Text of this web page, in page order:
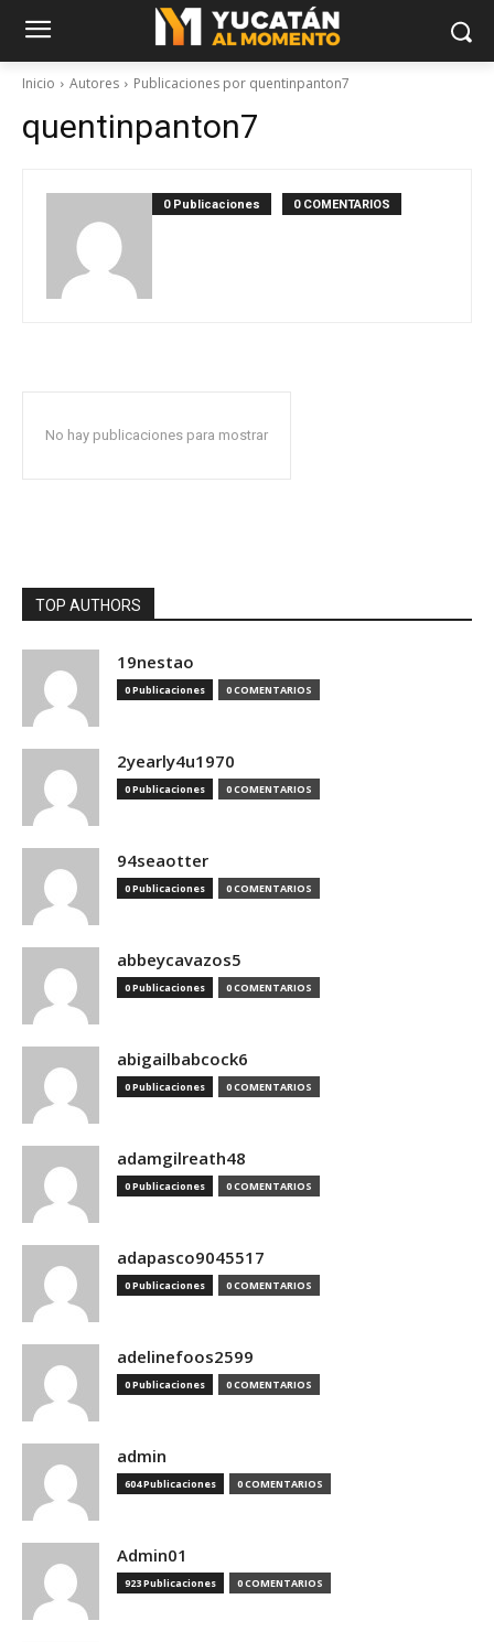
Inicio Autores Publicaciones por quentinpanton7
quentinpanton7
0 Publicaciones 0 COMENTARIOS
No hay publicaciones para mostrar
TOP AUTHORS
19nestao
0 Publicaciones 0 COMENTARIOS
2yearly4u1970
0 Publicaciones 0 COMENTARIOS
94seaotter
0 Publicaciones 0 COMENTARIOS
abbeycavazos5
0 Publicaciones 0 COMENTARIOS
abigailbabcock6
0 Publicaciones 0 COMENTARIOS
adamgilreath48
0 Publicaciones 0 COMENTARIOS
adapasco9045517
0 Publicaciones 0 COMENTARIOS
adelinefoos2599
0 Publicaciones 0 COMENTARIOS
admin
604 Publicaciones 0 COMENTARIOS
Admin01
923 Publicaciones 0 COMENTARIOS